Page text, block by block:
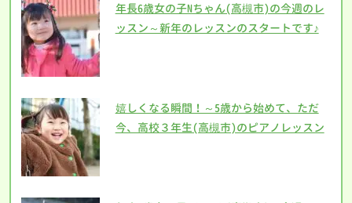
年長6歳女の子Nちゃん(高槻市)の今週のレ
ッスン～新年のレッスンのスタートです♪
嬉しくなる瞬間！～5歳から始めて、ただ
今、高校３年生(高槻市)のピアノレッスン